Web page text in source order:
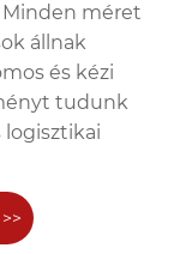
méret
állnak
és kézi
tudunk
logisztikai